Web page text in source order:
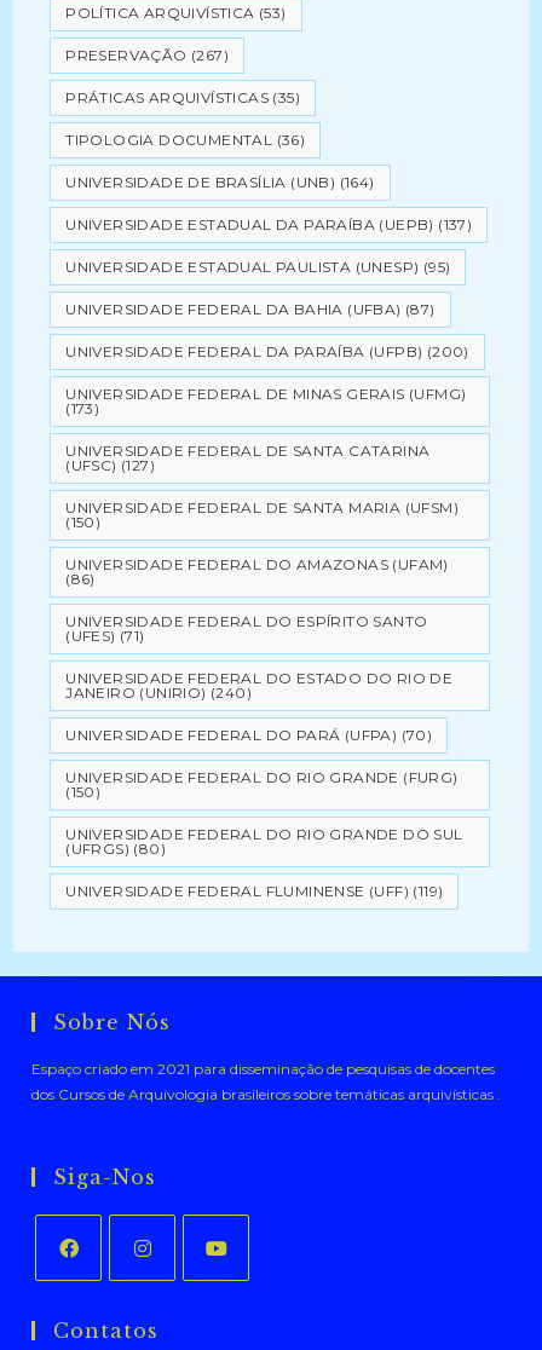
POLÍTICA ARQUIVÍSTICA (53)
PRESERVAÇÃO (267)
PRÁTICAS ARQUIVÍSTICAS (35)
TIPOLOGIA DOCUMENTAL (36)
UNIVERSIDADE DE BRASÍLIA (UNB) (164)
UNIVERSIDADE ESTADUAL DA PARAÍBA (UEPB) (137)
UNIVERSIDADE ESTADUAL PAULISTA (UNESP) (95)
UNIVERSIDADE FEDERAL DA BAHIA (UFBA) (87)
UNIVERSIDADE FEDERAL DA PARAÍBA (UFPB) (200)
UNIVERSIDADE FEDERAL DE MINAS GERAIS (UFMG)
(173)
UNIVERSIDADE FEDERAL DE SANTA CATARINA
(UFSC) (127)
UNIVERSIDADE FEDERAL DE SANTA MARIA (UFSM)
(150)
UNIVERSIDADE FEDERAL DO AMAZONAS (UFAM)
(86)
UNIVERSIDADE FEDERAL DO ESPÍRITO SANTO
(UFES) (71)
UNIVERSIDADE FEDERAL DO ESTADO DO RIO DE
JANEIRO (UNIRIO) (240)
UNIVERSIDADE FEDERAL DO PARÁ (UFPA) (70)
UNIVERSIDADE FEDERAL DO RIO GRANDE (FURG)
(150)
UNIVERSIDADE FEDERAL DO RIO GRANDE DO SUL
(UFRGS) (80)
UNIVERSIDADE FEDERAL FLUMINENSE (UFF) (119)
Sobre Nós
Espaço criado em 2021 para disseminação de pesquisas de docentes
dos Cursos de Arquivologia brasileiros sobre temáticas arquivísticas .
Siga-Nos
em
em
Contatos